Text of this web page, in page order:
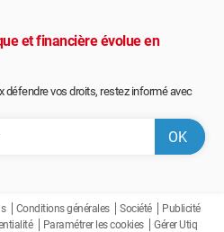
et financière évolue en
défendre vos droits, restez informé avec
Conditions générales Société
Publicité
Paramétrer les cookies
Gérer Utiq